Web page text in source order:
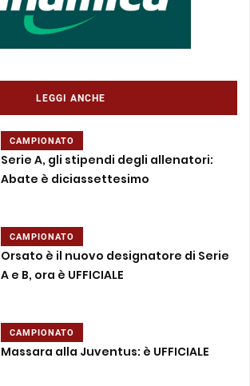
LEGGI ANCHE
CAMPIONATO
Serie A, gli stipendi degli allenatori:
Abate è diciassettesimo
CAMPIONATO
Orsato è il nuovo designatore di Serie
A e B, ora è UFFICIALE
CAMPIONATO
Massara alla Juventus: è UFFICIALE